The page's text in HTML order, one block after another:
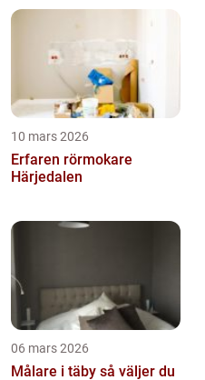
10 mars 2026
Erfaren rörmokare
Härjedalen
06 mars 2026
Målare i täby så väljer du